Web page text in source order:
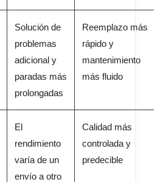
Solución de
problemas
adicional y
paradas más
prolongadas
Reemplazo más
rápido y
mantenimiento
más fluido
El
rendimiento
varía de un
envío a otro
Calidad más
controlada y
predecible